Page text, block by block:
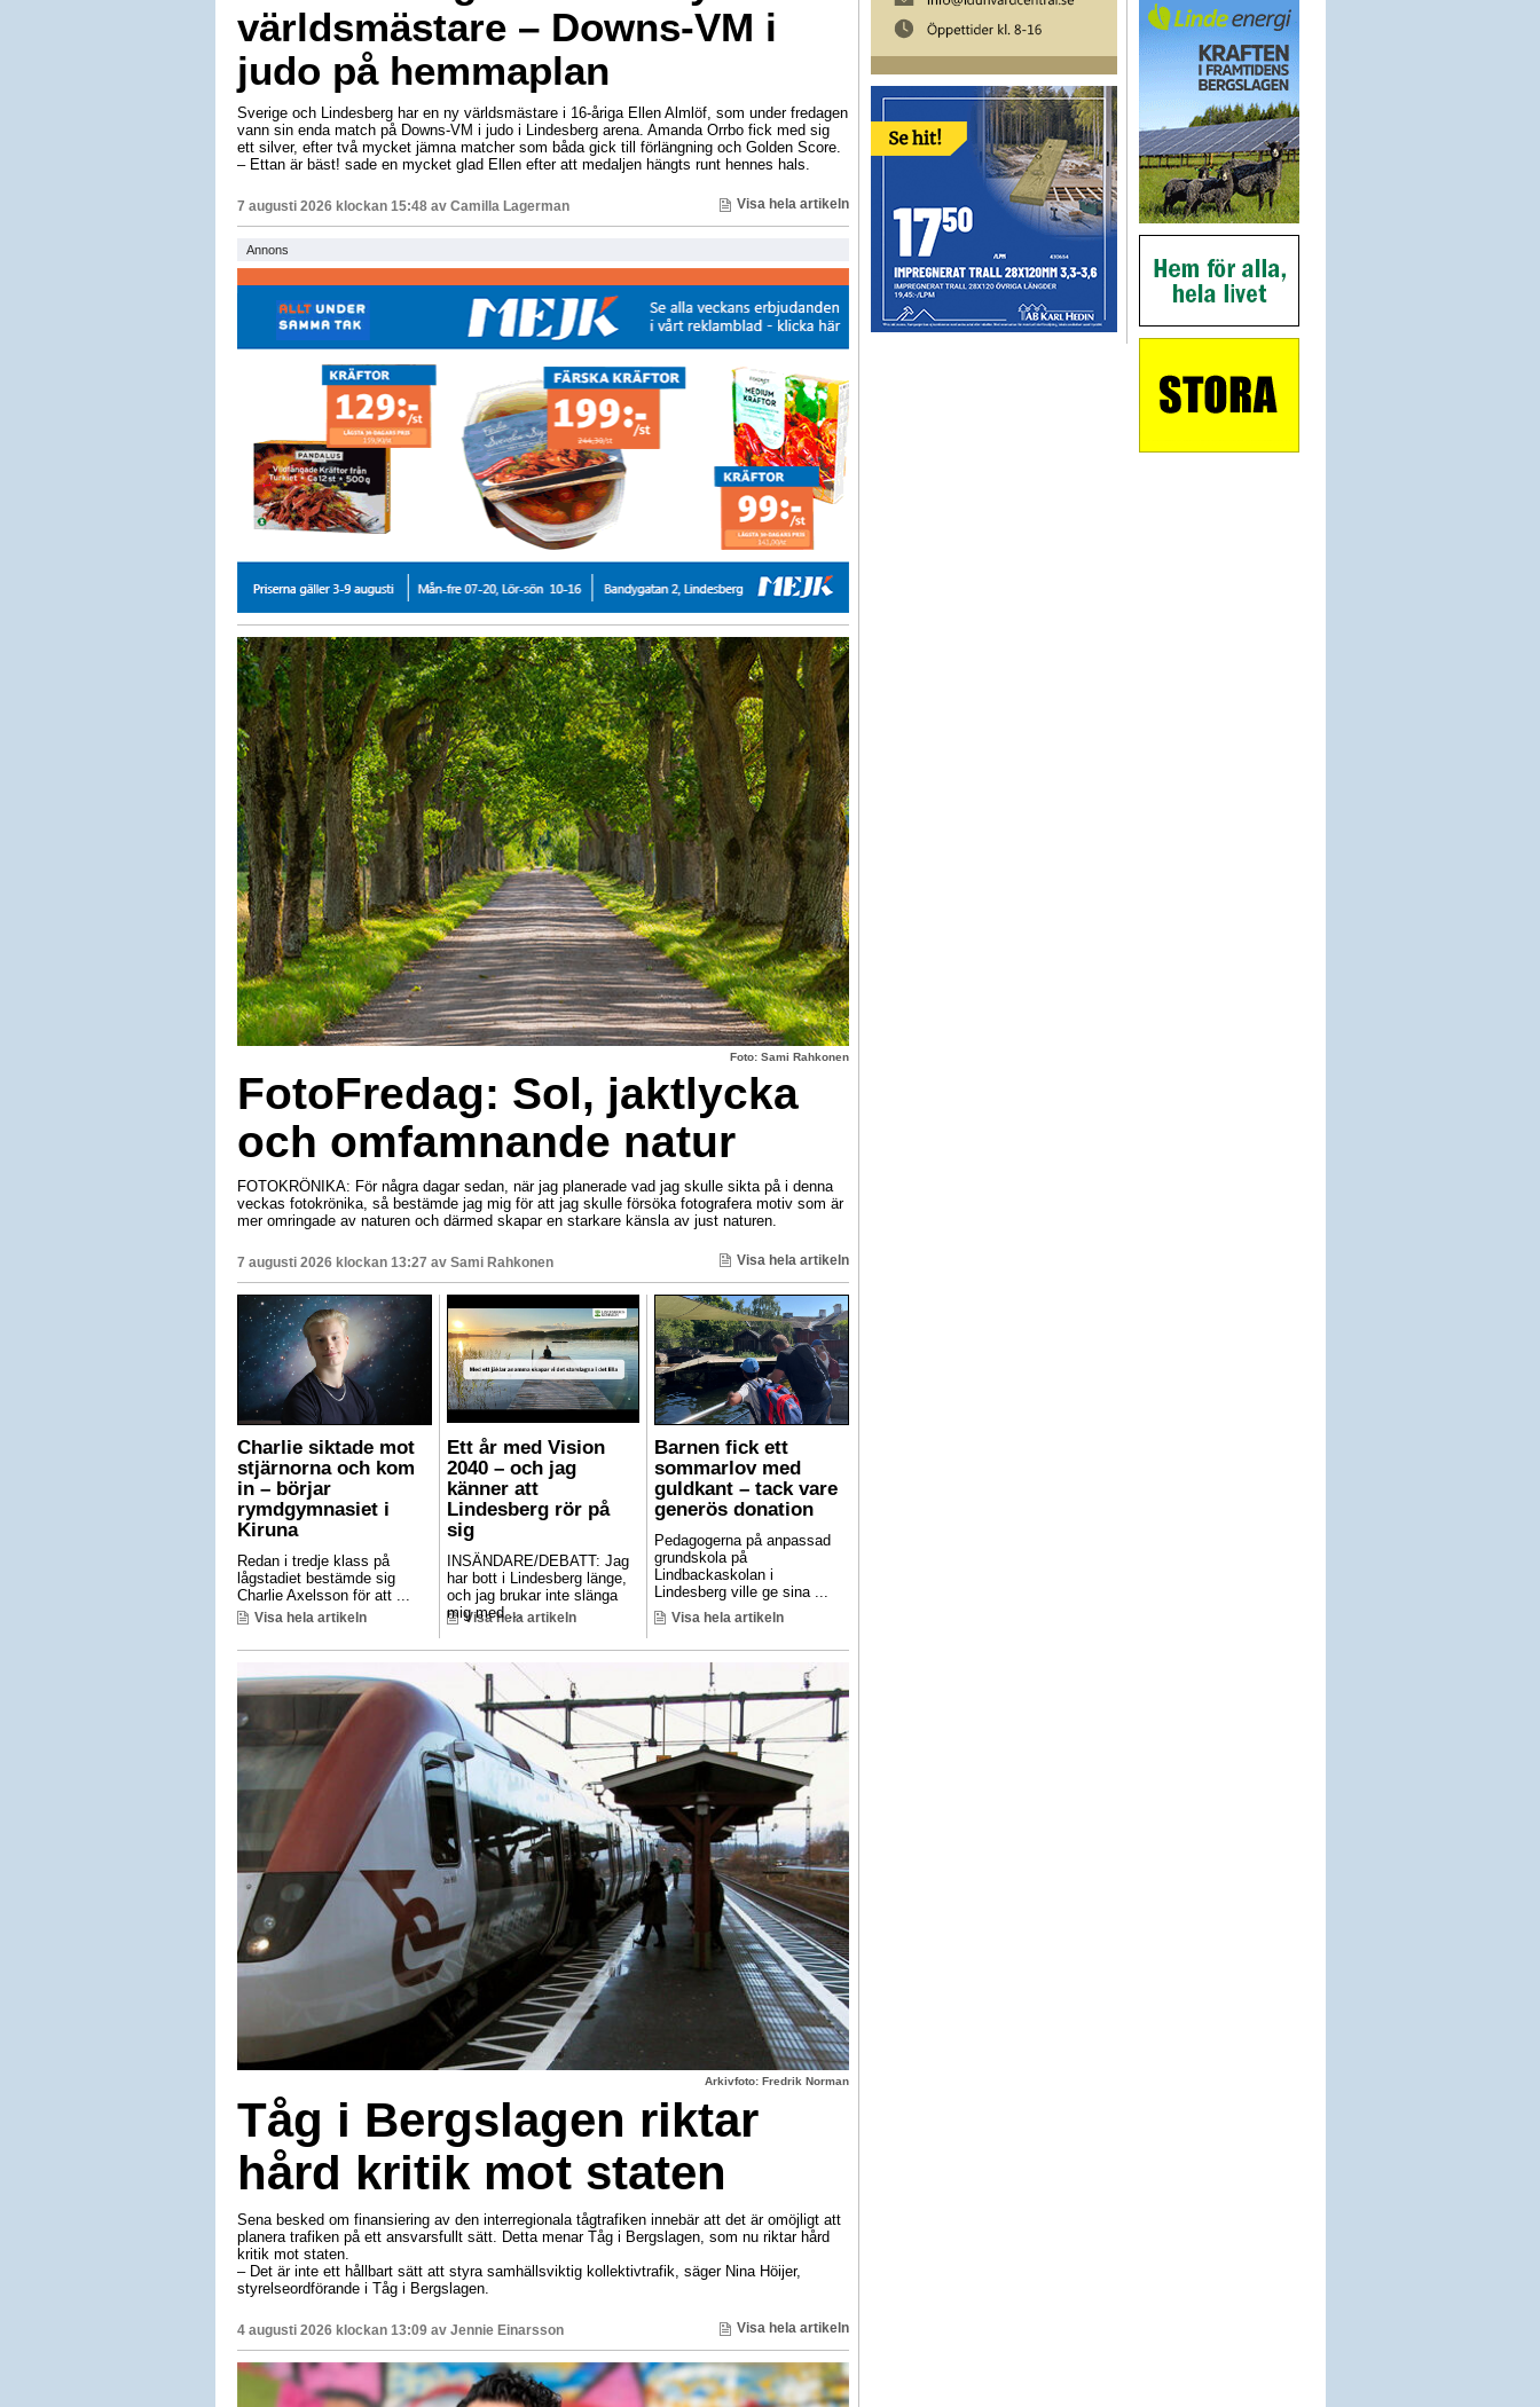
världsmästare – Downs-VM i
judo på hemmaplan
Sverige och Lindesberg har en ny världsmästare i 16-åriga Ellen Almlöf, som under fredagen
vann sin enda match på Downs-VM i judo i Lindesberg arena. Amanda Orrbo fick med sig
ett silver, efter två mycket jämna matcher som båda gick till förlängning och Golden Score.
– Ettan är bäst! sade en mycket glad Ellen efter att medaljen hängts runt hennes hals.
7 augusti 2026 klockan 15:48 av Camilla Lagerman Visa hela artikeln
Annons
Foto: Sami Rahkonen
FotoFredag: Sol, jaktlycka
och omfamnande natur
FOTOKRÖNIKA: För några dagar sedan, när jag planerade vad jag skulle sikta på i denna
veckas fotokrönika, så bestämde jag mig för att jag skulle försöka fotografera motiv som är
mer omringade av naturen och därmed skapar en starkare känsla av just naturen.
7 augusti 2026 klockan 13:27 av Sami Rahkonen Visa hela artikeln
Charlie siktade mot
stjärnorna och kom
in – börjar
rymdgymnasiet i
Kiruna
Redan i tredje klass på
lågstadiet bestämde sig
Charlie Axelsson för att ...
Visa hela artikeln
Ett år med Vision
2040 – och jag
känner att
Lindesberg rör på
sig
INSÄNDARE/DEBATT: Jag
har bott i Lindesberg länge,
och jag brukar inte slänga
mig med ...
Visa hela artikeln
Barnen fick ett
sommarlov med
guldkant – tack vare
generös donation
Pedagogerna på anpassad
grundskola på
Lindbackaskolan i
Lindesberg ville ge sina ...
Visa hela artikeln
Arkivfoto: Fredrik Norman
Tåg i Bergslagen riktar
hård kritik mot staten
Sena besked om finansiering av den interregionala tågtrafiken innebär att det är omöjligt att
planera trafiken på ett ansvarsfullt sätt. Detta menar Tåg i Bergslagen, som nu riktar hård
kritik mot staten.
– Det är inte ett hållbart sätt att styra samhällsviktig kollektivtrafik, säger Nina Höijer,
styrelseordförande i Tåg i Bergslagen.
4 augusti 2026 klockan 13:09 av Jennie Einarsson Visa hela artikeln